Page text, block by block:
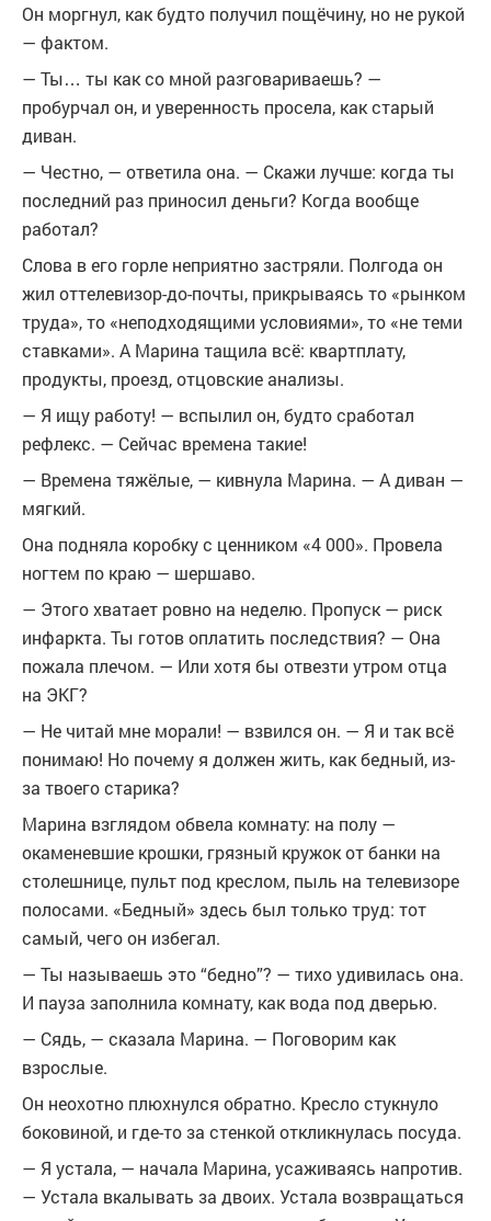
Он моргнул, как будто получил пощёчину, но не рукой
— фактом.
— Ты… ты как со мной разговариваешь? —
пробурчал он, и уверенность просела, как старый
диван.
— Честно, — ответила она. — Скажи лучше: когда ты
последний раз приносил деньги? Когда вообще
работал?
Слова в его горле неприятно застряли. Полгода он
жил оттелевизор-до-почты, прикрываясь то «рынком
труда», то «неподходящими условиями», то «не теми
ставками». А Марина тащила всё: квартплату,
продукты, проезд, отцовские анализы.
— Я ищу работу! — вспылил он, будто сработал
рефлекс. — Сейчас времена такие!
— Времена тяжёлые, — кивнула Марина. — А диван —
мягкий.
Она подняла коробку с ценником «4 000». Провела
ногтем по краю — шершаво.
— Этого хватает ровно на неделю. Пропуск — риск
инфаркта. Ты готов оплатить последствия? — Она
пожала плечом. — Или хотя бы отвезти утром отца
на ЭКГ?
— Не читай мне морали! — взвился он. — Я и так всё
понимаю! Но почему я должен жить, как бедный, из-
за твоего старика?
Марина взглядом обвела комнату: на полу —
окаменевшие крошки, грязный кружок от банки на
столешнице, пульт под креслом, пыль на телевизоре
полосами. «Бедный» здесь был только труд: тот
самый, чего он избегал.
— Ты называешь это “бедно”? — тихо удивилась она.
И пауза заполнила комнату, как вода под дверью.
— Сядь, — сказала Марина. — Поговорим как
взрослые.
Он неохотно плюхнулся обратно. Кресло стукнуло
боковиной, и где-то за стенкой откликнулась посуда.
— Я устала, — начала Марина, усаживаясь напротив.
— Устала вкалывать за двоих. Устала возвращаться